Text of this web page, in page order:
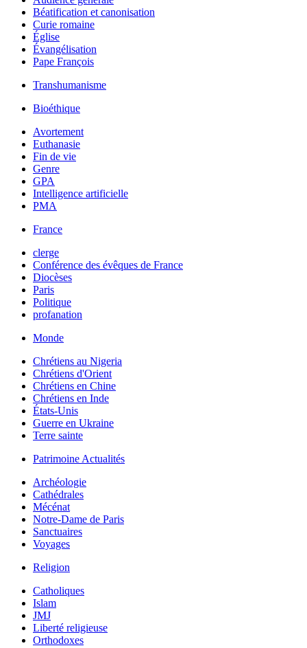
Béatification et canonisation
Curie romaine
Église
Évangélisation
Pape François
Transhumanisme
Bioéthique
Avortement
Euthanasie
Fin de vie
Genre
GPA
Intelligence artificielle
PMA
France
clerge
Conférence des évêques de France
Diocèses
Paris
Politique
profanation
Monde
Chrétiens au Nigeria
Chrétiens d'Orient
Chrétiens en Chine
Chrétiens en Inde
États-Unis
Guerre en Ukraine
Terre sainte
Patrimoine Actualités
Archéologie
Cathédrales
Mécénat
Notre-Dame de Paris
Sanctuaires
Voyages
Religion
Catholiques
Islam
JMJ
Liberté religieuse
Orthodoxes